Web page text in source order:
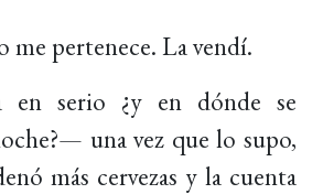
pertenece. La vendí.
serio ¿y en dónde se
una vez que lo supo,
más cervezas y la cuenta